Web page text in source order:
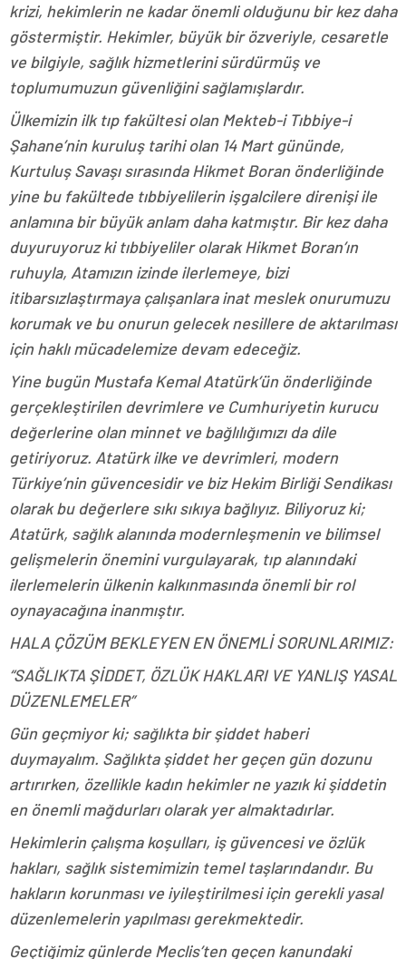
krizi, hekimlerin ne kadar önemli olduğunu bir kez daha
göstermiştir. Hekimler, büyük bir özveriyle, cesaretle
ve bilgiyle, sağlık hizmetlerini sürdürmüş ve
toplumumuzun güvenliğini sağlamışlardır.
Ülkemizin ilk tıp fakültesi olan Mekteb-i Tıbbiye-i
Şahane’nin kuruluş tarihi olan 14 Mart gününde,
Kurtuluş Savaşı sırasında Hikmet Boran önderliğinde
yine bu fakültede tıbbiyelilerin işgalcilere direnişi ile
anlamına bir büyük anlam daha katmıştır. Bir kez daha
duyuruyoruz ki tıbbiyeliler olarak Hikmet Boran’ın
ruhuyla, Atamızın izinde ilerlemeye, bizi
itibarsızlaştırmaya çalışanlara inat meslek onurumuzu
korumak ve bu onurun gelecek nesillere de aktarılması
için haklı mücadelemize devam edeceğiz.
Yine bugün Mustafa Kemal Atatürk’ün önderliğinde
gerçekleştirilen devrimlere ve Cumhuriyetin kurucu
değerlerine olan minnet ve bağlılığımızı da dile
getiriyoruz. Atatürk ilke ve devrimleri, modern
Türkiye’nin güvencesidir ve biz Hekim Birliği Sendikası
olarak bu değerlere sıkı sıkıya bağlıyız. Biliyoruz ki;
Atatürk, sağlık alanında modernleşmenin ve bilimsel
gelişmelerin önemini vurgulayarak, tıp alanındaki
ilerlemelerin ülkenin kalkınmasında önemli bir rol
oynayacağına inanmıştır.
HALA ÇÖZÜM BEKLEYEN EN ÖNEMLİ SORUNLARIMIZ:
“SAĞLIKTA ŞİDDET, ÖZLÜK HAKLARI VE YANLIŞ YASAL
DÜZENLEMELER”
Gün geçmiyor ki; sağlıkta bir şiddet haberi
duymayalım. Sağlıkta şiddet her geçen gün dozunu
artırırken, özellikle kadın hekimler ne yazık ki şiddetin
en önemli mağdurları olarak yer almaktadırlar.
Hekimlerin çalışma koşulları, iş güvencesi ve özlük
hakları, sağlık sistemimizin temel taşlarındandır. Bu
hakların korunması ve iyileştirilmesi için gerekli yasal
düzenlemelerin yapılması gerekmektedir.
Geçtiğimiz günlerde Meclis’ten geçen kanundaki